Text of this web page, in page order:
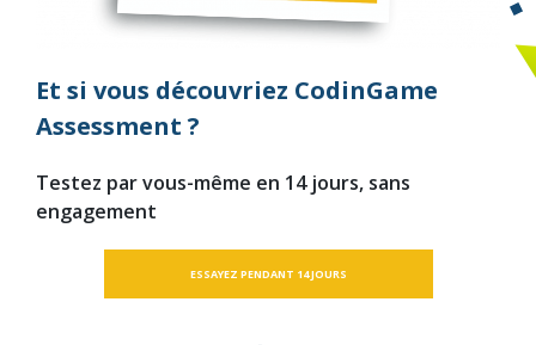
Et si vous découvriez CodinGame
Assessment ?
Testez par vous-même en 14 jours, sans
engagement
ESSAYEZ PENDANT 14 JOURS